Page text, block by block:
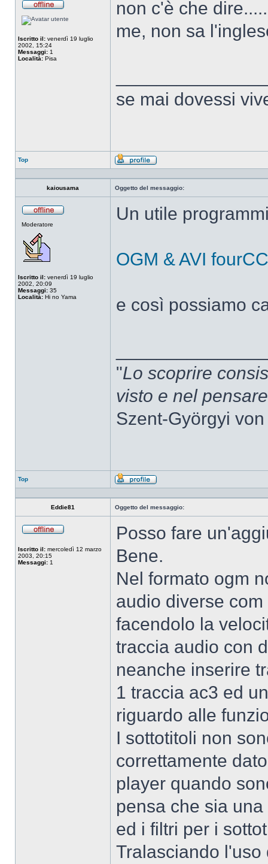
connesso
Iscritto il: venerdì 19 luglio
2002, 15:24
Messaggi: 1
Località: Pisa
non c'è che
me, non sa
se mai dovessi
Top
Profilo
kaiousama Oggetto del messaggio:
Moderatore
Iscritto il: venerdì 19 luglio
2002, 20:09
Messaggi: 35
Località: Hi no Yama
Un utile
OGM & AVI
e così possiamo
"Lo scoprire
visto e nel
Szent-Györgyi
Top
Profilo
Eddie81 Oggetto del messaggio:
Iscritto il: mercoledì 12 marzo
2003, 20:15
Messaggi: 1
Posso fare
Bene.
Nel formato ogm
audio diverse
facendolo la
traccia audio con
neanche inserire
1 traccia ac3 ed
riguardo alle
I sottotitoli non
correttamente
player quando
pensa che sia
ed i filtri per i
Tralasciando